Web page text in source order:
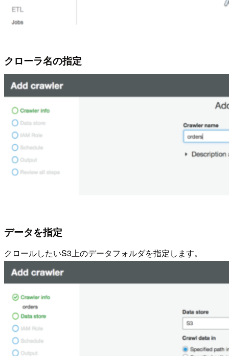
クローラ名の指定
データを指定
クロールしたいS3上のデータフォルダを指定します。